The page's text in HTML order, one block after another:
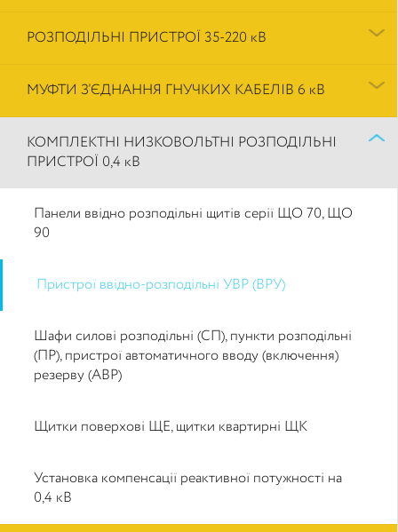
РОЗПОДІЛЬНІ ПРИСТРОЇ 35-220 кВ
МУФТИ З’ЄДНАННЯ ГНУЧКИХ КАБЕЛІВ 6 кВ
КОМПЛЕКТНІ НИЗКОВОЛЬТНІ РОЗПОДІЛЬНІ
ПРИСТРОЇ 0,4 кВ
Панели ввідно розподільні щитів серії ЩО 70, ЩО
90
Пристрої ввідно-розподільні УВР (ВРУ)
Шафи силові розподільні (СП), пункти розподільні
(ПР), пристрої автоматичного вводу (включення)
резерву (АВР)
Щитки поверхові ЩЕ, щитки квартирні ЩК
Установка компенсації реактивної потужності на
0,4 кВ